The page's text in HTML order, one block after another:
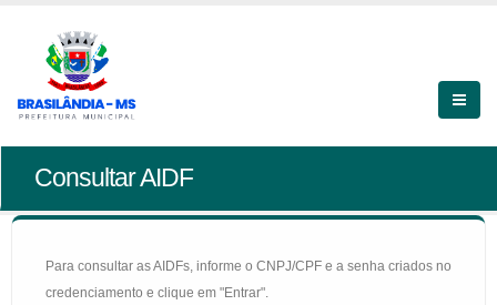
Consultar AIDF
Para consultar as AIDFs, informe o CNPJ/CPF e a senha criados no
credenciamento e clique em "Entrar".